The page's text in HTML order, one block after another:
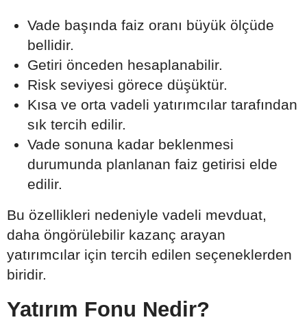
Vade başında faiz oranı büyük ölçüde
bellidir.
Getiri önceden hesaplanabilir.
Risk seviyesi görece düşüktür.
Kısa ve orta vadeli yatırımcılar tarafından
sık tercih edilir.
Vade sonuna kadar beklenmesi
durumunda planlanan faiz getirisi elde
edilir.
Bu özellikleri nedeniyle vadeli mevduat,
daha öngörülebilir kazanç arayan
yatırımcılar için tercih edilen seçeneklerden
biridir.
Yatırım Fonu Nedir?